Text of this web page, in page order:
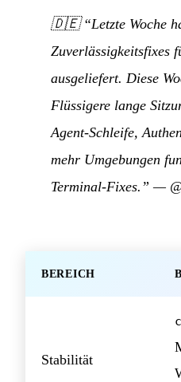
🇩🇪“Letzte Woche
Zuverlässigkeitsfixes
ausgeliefert. Diese
Flüssigere lange
Agent-Schleife,
mehr Umgebungen
Terminal-Fixes.” —
BEREICH
Stabilität